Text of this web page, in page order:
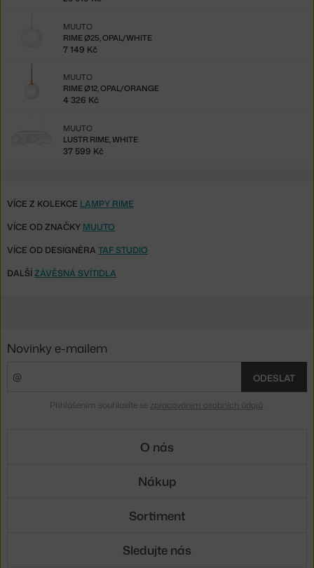
RIME Ø25, OPAL/WHITE
MUUTO
7 149 Kč
RIME Ø12, OPAL/ORANGE
MUUTO
4 326 Kč
LUSTR RIME, WHITE
MUUTO
37 599 Kč
VÍCE Z KOLEKCE LAMPY RIME
VÍCE OD ZNAČKY MUUTO
VÍCE OD DESIGNÉRA TAF STUDIO
DALŠÍZÁVĚSNÁ SVÍTIDLA
Novinky e-mailem
ODESLAT
Přihlášením souhlasíte se zpracováním osobních údajů
O nás
Nákup
Sortiment
Sledujte nás